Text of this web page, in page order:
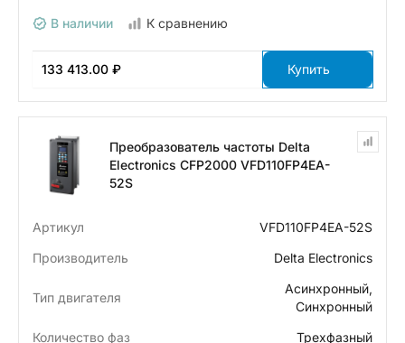
В наличии К сравнению
133 413.00 ₽ Купить
Преобразователь частоты Delta
Electronics CFP2000 VFD110FP4EA-
52S
Артикул
VFD110FP4EA-52S
Производитель
Delta Electronics
Тип двигателя
Асинхронный,
Синхронный
Количество фаз
Трехфазный